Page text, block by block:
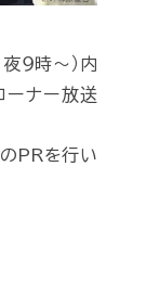
９時〜）内
ーナー放送
PRを行い